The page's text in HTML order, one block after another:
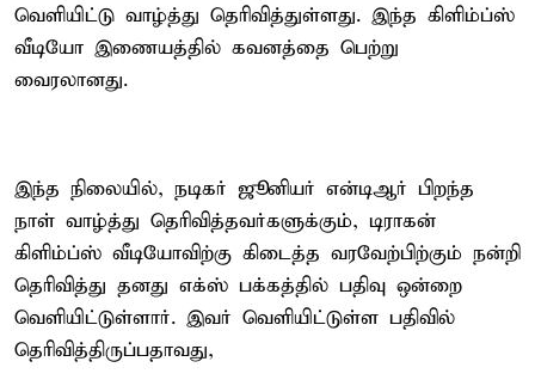
வெளியிட்டு வாழ்த்து தெரிவித்துள்ளது. இந்த கிளிம்ப்ஸ்
வீடியோ இணையத்தில் கவனத்தை பெற்று
வைரலானது.
இந்த நிலையில், நடிகர் ஜூனியர் என்டிஆர் பிறந்த
நாள் வாழ்த்து தெரிவித்தவர்களுக்கும், டிராகன்
கிளிம்ப்ஸ் வீடியோவிற்கு கிடைத்த வரவேற்பிற்கும் நன்றி
தெரிவித்து தனது எக்ஸ் பக்கத்தில் பதிவு ஒன்றை
வெளியிட்டுள்ளார். இவர் வெளியிட்டுள்ள பதிவில்
தெரிவித்திருப்பதாவது,